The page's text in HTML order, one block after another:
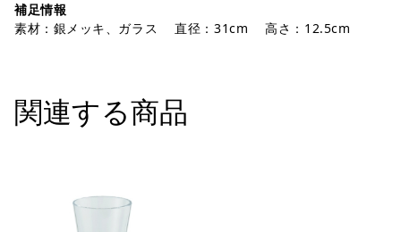
補足情報
素材：銀メッキ、ガラス 直径：31cm 高さ：12.5cm
関連する商品